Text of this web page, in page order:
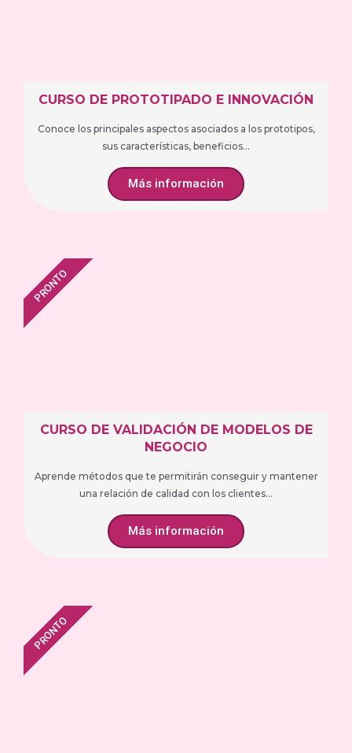
CURSO DE PROTOTIPADO E INNOVACIÓN
Conoce los principales aspectos asociados a los prototipos,
sus características, beneficios...
Más información
CURSO DE VALIDACIÓN DE MODELOS DE
NEGOCIO
Aprende métodos que te permitirán conseguir y mantener
una relación de calidad con los clientes...
Más información
PRONTO
PRONTO